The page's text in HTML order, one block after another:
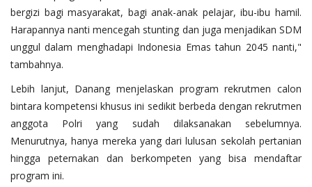
bergizi bagi masyarakat, bagi anak-anak pelajar, ibu-ibu hamil.
Harapannya nanti mencegah stunting dan juga menjadikan SDM
unggul dalam menghadapi Indonesia Emas tahun 2045 nanti,"
tambahnya.
Lebih lanjut, Danang menjelaskan program rekrutmen calon
bintara kompetensi khusus ini sedikit berbeda dengan rekrutmen
anggota Polri yang sudah dilaksanakan sebelumnya.
Menurutnya, hanya mereka yang dari lulusan sekolah pertanian
hingga peternakan dan berkompeten yang bisa mendaftar
program ini.